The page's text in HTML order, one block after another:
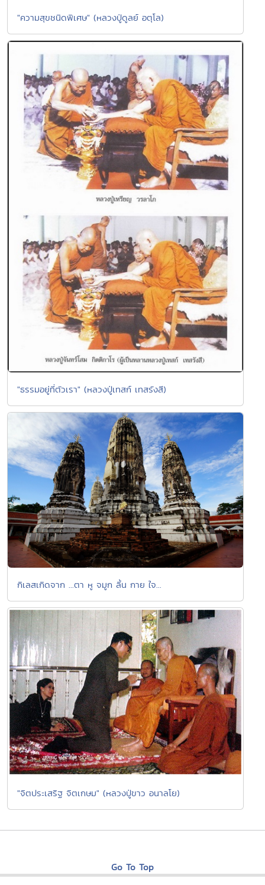
"ความสุขชนิดพิเศษ" (หลวงปู่ดูลย์ อตุโล)
"ธรรมอยู่ที่ตัวเรา" (หลวงปู่เทสก์ เทสรังสี)
กิเลสเกิดจาก ...ตา หู จมูก ลิ้น กาย ใจ...
"จิตประเสริฐ จิตเกษม" (หลวงปู่ขาว อนาลโย)
Go To Top